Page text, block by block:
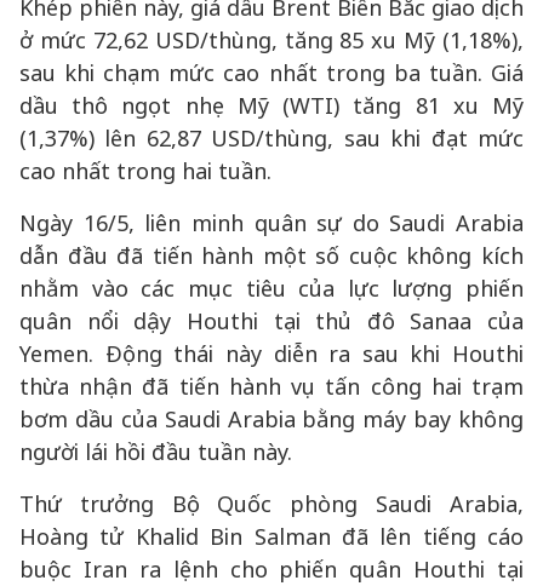
Khép phiên này, giá dầu Brent Biển Bắc giao dịch
ở mức 72,62 USD/thùng, tăng 85 xu Mỹ (1,18%),
sau khi chạm mức cao nhất trong ba tuần. Giá
dầu thô ngọt nhẹ Mỹ (WTI) tăng 81 xu Mỹ
(1,37%) lên 62,87 USD/thùng, sau khi đạt mức
cao nhất trong hai tuần.
Ngày 16/5, liên minh quân sự do Saudi Arabia
dẫn đầu đã tiến hành một số cuộc không kích
nhằm vào các mục tiêu của lực lượng phiến
quân nổi dậy Houthi tại thủ đô Sanaa của
Yemen. Động thái này diễn ra sau khi Houthi
thừa nhận đã tiến hành vụ tấn công hai trạm
bơm dầu của Saudi Arabia bằng máy bay không
người lái hồi đầu tuần này.
Thứ trưởng Bộ Quốc phòng Saudi Arabia,
Hoàng tử Khalid Bin Salman đã lên tiếng cáo
buộc Iran ra lệnh cho phiến quân Houthi tại